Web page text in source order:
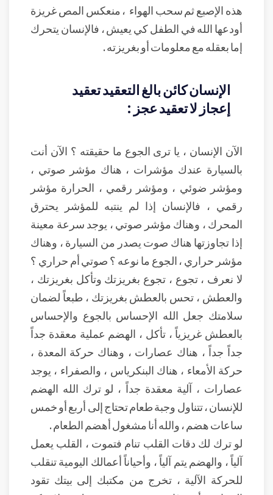
هذه الإصبع ثم سحب الهواء ، منعكس المص غريزة
أودعها الله في الطفل كي يعيش ، فالإنسان يتحرك
إما بعقله مع معلومات أو بغريزته .
الإنسان كائن بالغ التعقيد تعقيد
إعجاز لا تعقيد عجز :
الآن الإنسان ، يا ترى الجوع ما حقيقته ؟ الآن أنت
بالسيارة عندك مؤشرات ، هناك مؤشر صوتي ،
ومؤشر ضوئي ، ومؤشر رقمي ، الحرارة مؤشر
رقمي ، فالإنسان إذا لم ينتبه للمؤشر يحترق
المحرك ، وهناك مؤشر صوتي ، يوجد سرعة معينة
إذا تجاوزتها هناك صوت يصدر من السيارة ، وهناك
مؤشر حراري ، الجوع ما نوعه ؟ صوتي أم حراري ؟
لا نعرف ، تجوع ، تجوع بغريزتك وتأكل بغريزتك ،
والعطش ، تحس بالعطش بغريزتك ، طبعاً لضمان
سلامتك جعل الله الإحساس بالجوع والإحساس
بالعطش غريزياً ، تأكل ، الهضم عملية معقدة جداً
جداً جداً ، هناك عصارات ، وهناك حركة المعدة ،
حركة الأمعاء ، هناك البنكرياس ، والصفراء ، يوجد
عصارات ، آلية معقدة جداً ، لو ترك الله الهضم
للإنسان ، تتناول وجبة طعام تحتاج إلى أربع أو خمس
ساعات هضم ، والله أنا مشغول أهضم الطعام .
لو ترك لك دقات القلب تنام فتموت ، القلب يعمل
آلياً ، والهضم يتم آلياً ، وأحياناً أعمالك اليومية تنقلب
للحركة الآلية ، تخرج من مكتبك إلى بيتك تقود